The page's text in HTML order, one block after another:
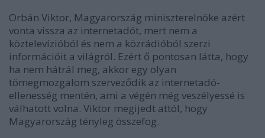
Orbán Viktor, Magyarország miniszterelnöke azért
vonta vissza az internetadót, mert nem a
köztelevízióból és nem a közrádióból szerzi
információit a világról. Ezért ő pontosan látta, hogy
ha nem hátrál meg, akkor egy olyan
tömegmozgalom szerveződik az internetadó-
ellenesség mentén, ami a végén még veszélyessé is
válhatott volna. Viktor megijedt attól, hogy
Magyarország tényleg összefog.